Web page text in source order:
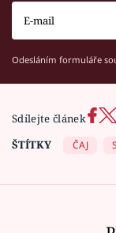
Odesláním formuláře
Sdílejte článek
ŠTÍTKY
ČAJ